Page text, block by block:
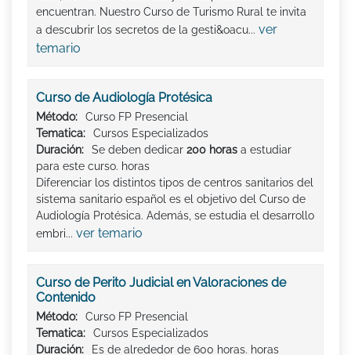
encuentran. Nuestro Curso de Turismo Rural te invita
a descubrir los secretos de la gesti&oacu... ver
temario
Curso de Audiología Protésica
Método:
Curso FP Presencial
Tematica:
Cursos Especializados
Duración:
Se deben dedicar 200 horas a estudiar
para este curso. horas
Diferenciar los distintos tipos de centros sanitarios del
sistema sanitario español es el objetivo del Curso de
Audiología Protésica. Además, se estudia el desarrollo
embri... ver temario
Curso de Perito Judicial en Valoraciones de
Contenido
Método:
Curso FP Presencial
Tematica:
Cursos Especializados
Duración:
Es de alrededor de 600 horas. horas